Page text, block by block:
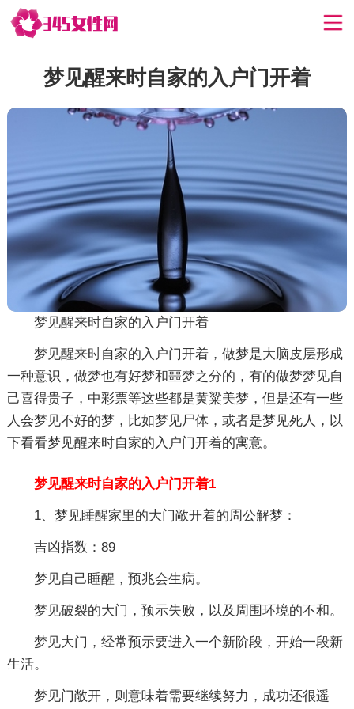
梦见醒来时自家的入户门开着
梦见醒来时自家的入户门开着
梦见醒来时自家的入户门开着，做梦是大脑皮层形成
一种意识，做梦也有好梦和噩梦之分的，有的做梦梦见自
己喜得贵子，中彩票等这些都是黄粱美梦，但是还有一些
人会梦见不好的梦，比如梦见尸体，或者是梦见死人，以
下看看梦见醒来时自家的入户门开着的寓意。
梦见醒来时自家的入户门开着1
1、梦见睡醒家里的大门敞开着的周公解梦：
吉凶指数：89
梦见自己睡醒，预兆会生病。
梦见破裂的大门，预示失败，以及周围环境的不和。
梦见大门，经常预示要进入一个新阶段，开始一段新
生活。
梦见门敞开，则意味着需要继续努力，成功还很遥